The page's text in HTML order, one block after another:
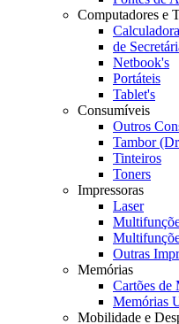
Computadores e
de
Netbook's
Portáteis
Tablet's
Consumíveis
Outros
Tambor
Tinteiros
Toners
Impressoras
Laser
Outras
Memórias
Cartões de
Memórias
Mobilidade e